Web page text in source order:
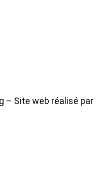
– Site web réalisé par